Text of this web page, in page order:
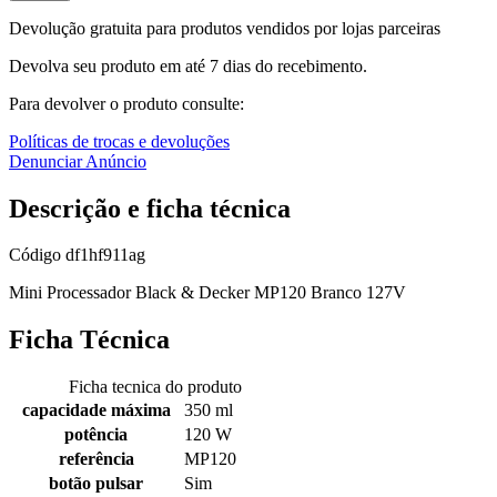
Devolução gratuita para produtos vendidos por lojas parceiras
Devolva seu produto em até 7 dias do recebimento.
Para devolver o produto consulte:
Políticas de trocas e devoluções
Denunciar Anúncio
Descrição e ficha técnica
Código df1hf911ag
Mini Processador Black & Decker MP120 Branco 127V
Ficha Técnica
Ficha tecnica do produto
capacidade máxima
350 ml
potência
120 W
referência
MP120
botão pulsar
Sim